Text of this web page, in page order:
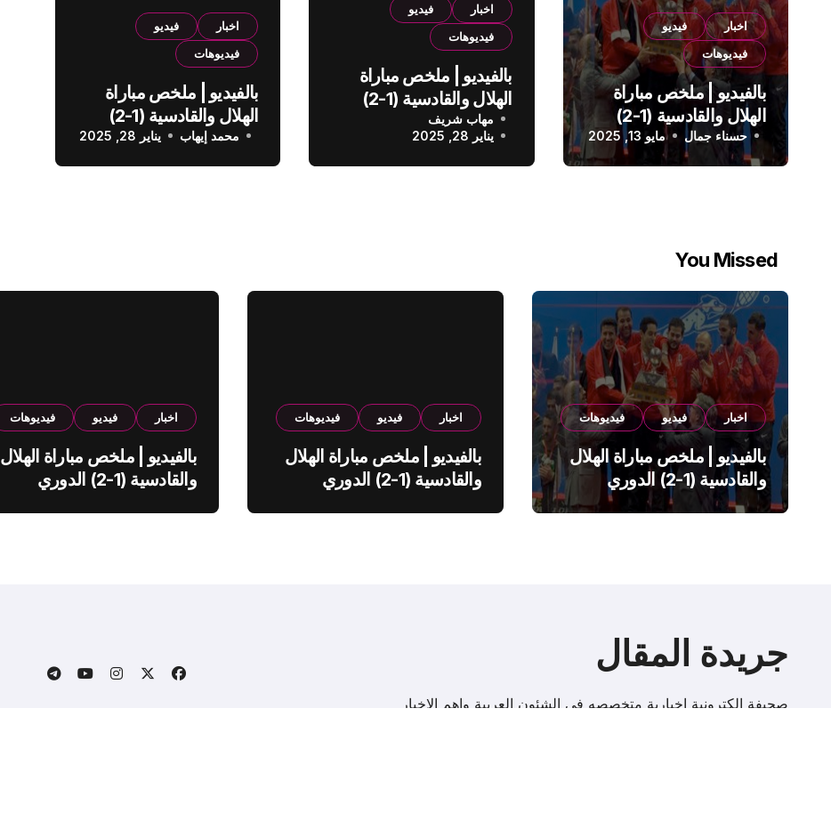
اخبار
فيديو
فيديوهات
بالفيديو | ملخص مباراة
الهلال والقادسية (1-2)
الدوري السعودي
حسناء جمال مايو 13, 2025
اخبار
فيديو
فيديوهات
بالفيديو | ملخص مباراة
الهلال والقادسية (1-2)
الدوري السعودي
مهاب شريف
يناير 28, 2025
اخبار
فيديو
فيديوهات
بالفيديو | ملخص مباراة
الهلال والقادسية (1-2)
الدوري السعودي
محمد إيهاب يناير 28, 2025
You Missed
اخبار فيديو فيديوهات
بالفيديو | ملخص مباراة الهلال
والقادسية (1-2) الدوري
السعودي
اخبار فيديو فيديوهات
بالفيديو | ملخص مباراة الهلال
والقادسية (1-2) الدوري
اخبار فيديو فيديوهات
بالفيديو | ملخص مباراة الهلال
والقادسية (1-2) الدوري
جريدة المقال
صحيفة إلكترونية اخبارية متخصصه فى الشئون العربية واهم الاخبار